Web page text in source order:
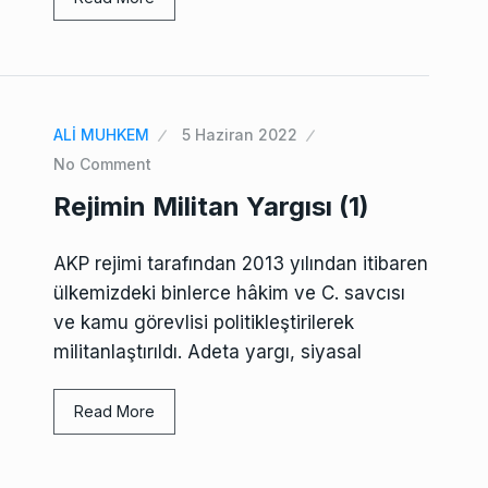
ALİ MUHKEM
5 Haziran 2022
No Comment
Rejimin Militan Yargısı (1)
AKP rejimi tarafından 2013 yılından itibaren
ülkemizdeki binlerce hâkim ve C. savcısı
ve kamu görevlisi politikleştirilerek
militanlaştırıldı. Adeta yargı, siyasal
Read More